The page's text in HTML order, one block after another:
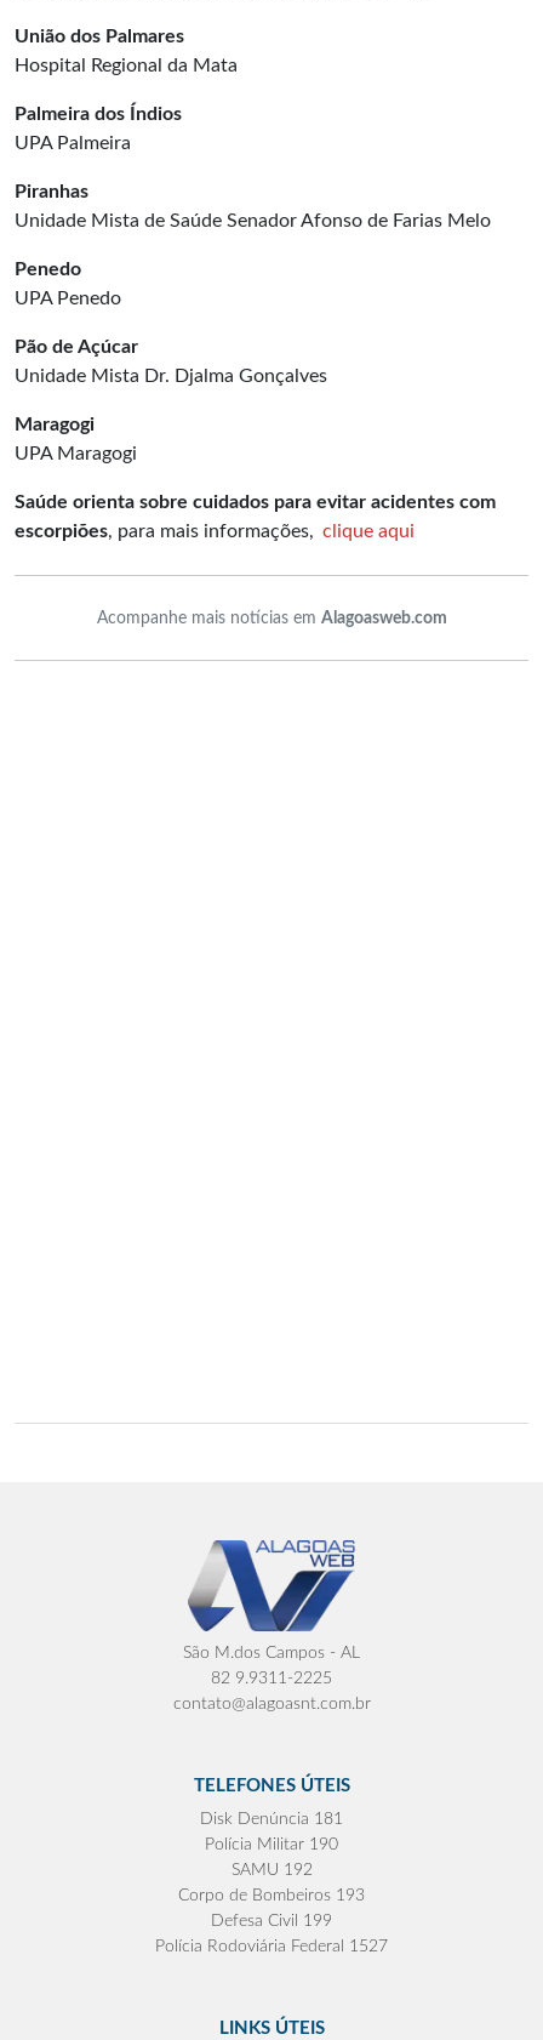
União dos Palmares
Hospital Regional da Mata
Palmeira dos Índios
UPA Palmeira
Piranhas
Unidade Mista de Saúde Senador Afonso de Farias Melo
Penedo
UPA Penedo
Pão de Açúcar
Unidade Mista Dr. Djalma Gonçalves
Maragogi
UPA Maragogi
Saúde orienta sobre cuidados para evitar acidentes com
escorpiões, para mais informações, clique aqui
Acompanhe mais notícias em Alagoasweb.com
São M.dos Campos - AL
82 9.9311-2225
contato@alagoasnt.com.br
TELEFONES ÚTEIS
Disk Denúncia 181
Polícia Militar 190
SAMU 192
Corpo de Bombeiros 193
Defesa Civil 199
Polícia Rodoviária Federal 1527
LINKS ÚTEIS